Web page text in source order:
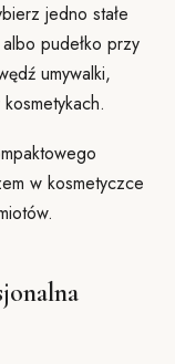
jedno stałe
pudełko przy
umywalki,
w kosmetyczce